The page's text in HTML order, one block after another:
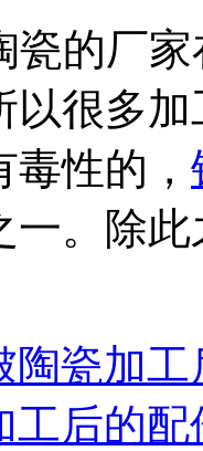
的厂家
很多
性的，
一。除
陶瓷加
后的配